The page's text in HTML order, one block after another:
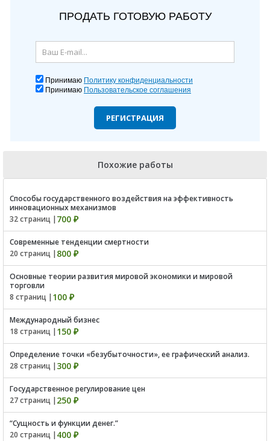
ПРОДАТЬ ГОТОВУЮ РАБОТУ
Принимаю Политику конфиденциальности
Принимаю Пользовательское соглашения
РЕГИСТРАЦИЯ
Похожие работы
Способы государственного воздействия на эффективность
инновационных механизмов
32 страниц | 700 ₽
Современные тенденции смертности
20 страниц | 800 ₽
Основные теории развития мировой экономики и мировой
торговли
8 страниц | 100 ₽
Международный бизнес
18 страниц | 150 ₽
Определение точки «безубыточности», ее графический анализ.
28 страниц | 300 ₽
Государственное регулирование цен
27 страниц | 250 ₽
“Сущность и функции денег.”
20 страниц | 400 ₽